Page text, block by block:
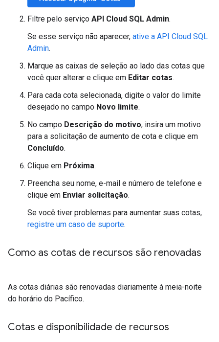
Filtre pelo serviço API Cloud SQL Admin.
Se esse serviço não aparecer, ative a API Cloud SQL
Admin.
Marque as caixas de seleção ao lado das cotas que
você quer alterar e clique em Editar cotas.
Para cada cota selecionada, digite o valor do limite
desejado no campo Novo limite.
No campo Descrição do motivo, insira um motivo
para a solicitação de aumento de cota e clique em
Concluído.
Clique em Próxima.
Preencha seu nome, e-mail e número de telefone e
clique em Enviar solicitação.
Se você tiver problemas para aumentar suas cotas,
registre um caso de suporte.
Como as cotas de recursos são renovadas
As cotas diárias são renovadas diariamente à meia-noite
do horário do Pacífico.
Cotas e disponibilidade de recursos